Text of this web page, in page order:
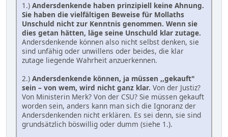
1.) Andersdenkende haben prinzipiell keine Ahnung.
Sie haben die vielfältigen Beweise für Mollaths
Unschuld nicht zur Kenntnis genommen. Wenn sie
dies getan hätten, läge seine Unschuld klar zutage.
Andersdenkende können also nicht selbst denken, sie
sind unfähig oder unwillens oder beides, die klar
zutage liegende Wahrheit anzuerkennen.
2.) Andersdenkende können, ja müssen ,,gekauft"
sein – von wem, wird nicht ganz klar. Von der Justiz?
Von Ministerin Merk? Von der CSU? Sie müssen gekauft
worden sein, anders kann man sich die Ignoranz der
Andersdenkenden nicht erklären. Es sei denn, sie sind
grundsätzlich böswillig oder dumm (siehe 1.).